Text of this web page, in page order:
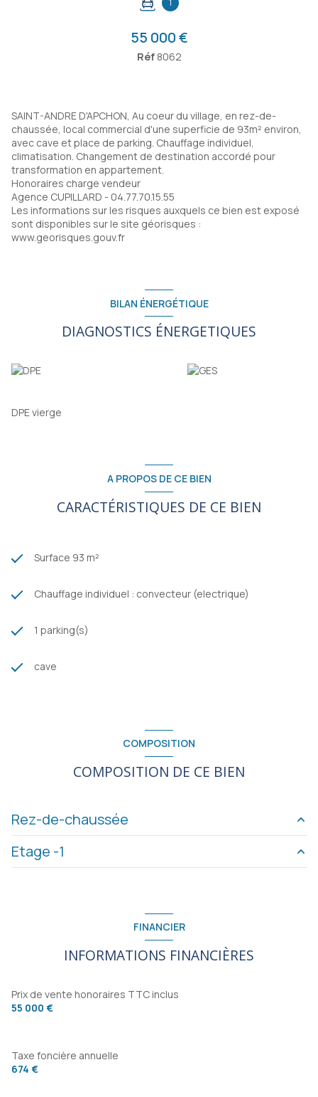
1
55 000 €
Réf 8062
SAINT-ANDRE D'APCHON, Au coeur du village, en rez-de-
chaussée, local commercial d'une superficie de 93m² environ,
avec cave et place de parking. Chauffage individuel,
climatisation. Changement de destination accordé pour
transformation en appartement.
Honoraires charge vendeur
Agence CUPILLARD - 04.77.70.15.55
Les informations sur les risques auxquels ce bien est exposé
sont disponibles sur le site géorisques :
www.georisques.gouv.fr
BILAN ÉNERGÉTIQUE
DIAGNOSTICS ÉNERGETIQUES
DPE vierge
A PROPOS DE CE BIEN
CARACTÉRISTIQUES DE CE BIEN
Surface 93 m²
Chauffage individuel : convecteur (electrique)
1 parking(s)
cave
COMPOSITION
COMPOSITION DE CE BIEN
Rez-de-chaussée
Commerce
Etage -1
FINANCIER
INFORMATIONS FINANCIÈRES
Prix de vente honoraires TTC inclus
55 000 €
Taxe foncière annuelle
674 €